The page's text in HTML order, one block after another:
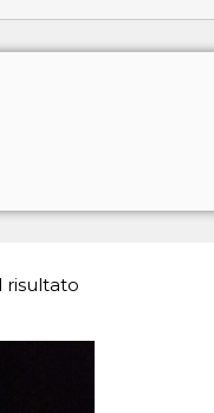
risultato